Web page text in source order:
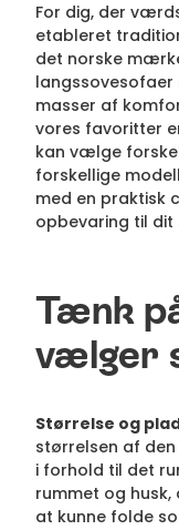
For dig, der
etableret
det norske
masser af
vores favoritter
kan vælge
forskellige
med en praktisk
opbevaring til dit
Tænk
vælger
Størrelse og
størrelsen af
i forhold til det
rummet og
at kunne folde